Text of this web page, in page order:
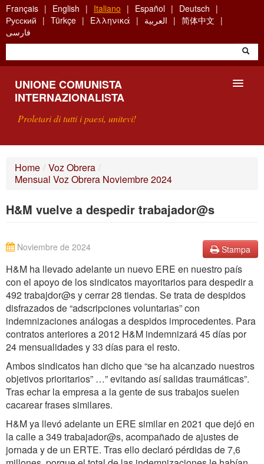
Skip
to
main
content
Français English Italiano Español
Deutsch
Русский
Türkçe Ελληνικά العربية
简体中文
فارسی
UNIONE COMUNISTA
INTERNAZIONALISTA
Proletari di tutti i paesi, unitevi!
COS'È L'UCI ?
RICERCA
Home / Voz Obrera /
Mensual Voz Obrera Noviembre 2024
H&M vuelve a despedir trabajador@s
Stampa
Noviembre de 2024
H&M ha llevado adelante un nuevo ERE en nuestro país
con el apoyo de los sindicatos mayoritarios para despedir a
492 trabajdor@s y cerrar 28 tiendas. Se trata de despidos
disfrazados de “adscripciones voluntarias” con
indemnizaciones análogas a despidos improcedentes. Para
contratos anteriores a 2012 H&M indemnizará 45 días por
24 mensualidades y 33 días para el resto.
Ambos sindicatos han dicho que “se ha alcanzado nuestros
objetivos prioritarios” …” evitando así salidas traumáticas”.
Tras echar la empresa a la gente de sus trabajos suelen
cacarear frases similares.
H&M ya llevó adelante un ERE similar en 2021 que dejó en
la calle a 349 trabajador@s, acompañado de ajustes de
jornada y de un ERTE. Tras ello declaró pérdidas de 7,6